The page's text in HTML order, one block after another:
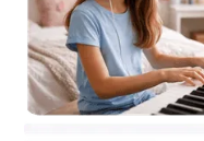
Yuna
Klavier / Piano / Flügel
Camilla
Klavier / Piano / Flügel
Negin
Klavier / Piano / Flügel
Katarzyna
Klavier / Piano / Flügel